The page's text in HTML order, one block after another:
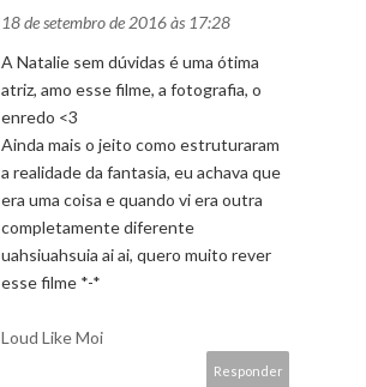
18 de setembro de 2016 às 17:28
A Natalie sem dúvidas é uma ótima
atriz, amo esse filme, a fotografia, o
enredo <3
Ainda mais o jeito como estruturaram
a realidade da fantasia, eu achava que
era uma coisa e quando vi era outra
completamente diferente
uahsiuahsuia ai ai, quero muito rever
esse filme *-*
Loud Like Moi
Responder